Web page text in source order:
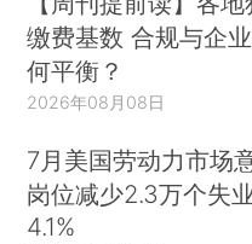
缴费基数 合规与企
何平衡？
2026年08月08日
7月美国劳动力市场
岗位减少2.3万个失
4.1%